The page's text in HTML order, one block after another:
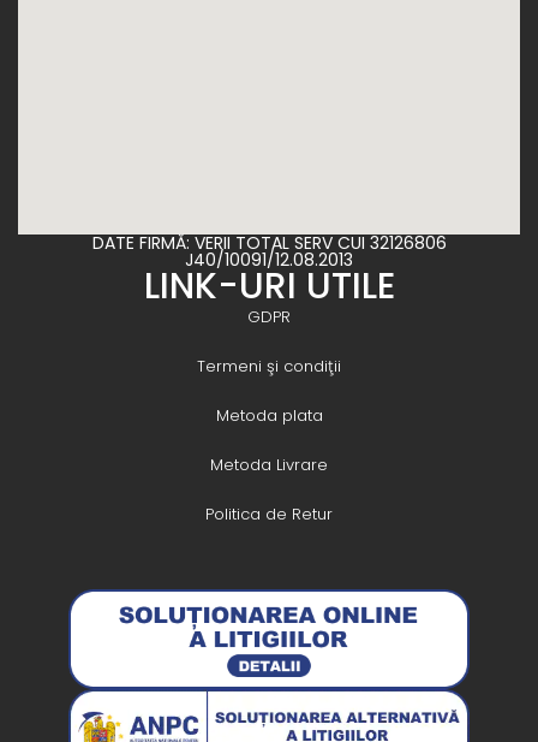
DATE FIRMĂ: VERII TOTAL SERV CUI 32126806
J40/10091/12.08.2013
LINK-URI UTILE
GDPR
Termeni şi condiţii
Metoda plata
Metoda Livrare
Politica de Retur